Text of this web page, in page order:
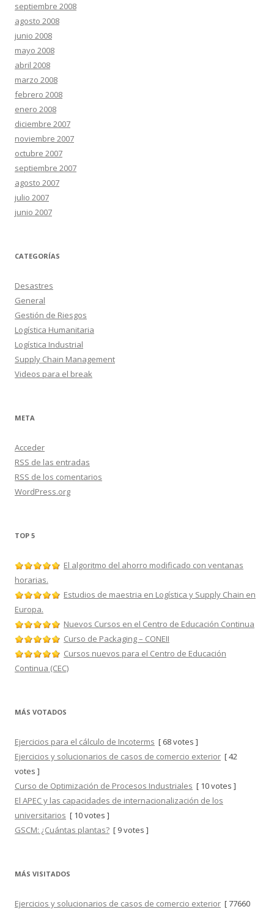
septiembre 2008
agosto 2008
junio 2008
mayo 2008
abril 2008
marzo 2008
febrero 2008
enero 2008
diciembre 2007
noviembre 2007
octubre 2007
septiembre 2007
agosto 2007
julio 2007
junio 2007
CATEGORÍAS
Desastres
General
Gestión de Riesgos
Logística Humanitaria
Logística Industrial
Supply Chain Management
Videos para el break
META
Acceder
RSS de las entradas
RSS de los comentarios
WordPress.org
TOP 5
El algoritmo del ahorro modificado con ventanas
horarias.
Estudios de maestria en Logística y Supply Chain en
Europa.
Nuevos Cursos en el Centro de Educación Continua
Curso de Packaging – CONEII
Cursos nuevos para el Centro de Educación
Continua (CEC)
MÁS VOTADOS
Ejercicios para el cálculo de Incoterms [ 68 votes ]
Ejercicios y solucionarios de casos de comercio exterior [ 42
votes ]
Curso de Optimización de Procesos Industriales [ 10 votes ]
El APEC y las capacidades de internacionalización de los
universitarios [ 10 votes ]
GSCM: ¿Cuántas plantas? [ 9 votes ]
MÁS VISITADOS
Ejercicios y solucionarios de casos de comercio exterior [ 77660